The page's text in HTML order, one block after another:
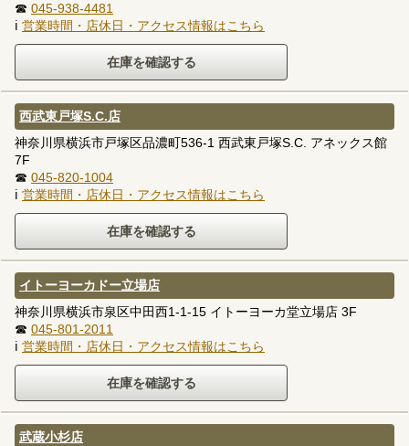
☎ 045-938-4481
ℹ 営業時間・店休日・アクセス情報はこちら
西武東戸塚S.C.店
神奈川県横浜市戸塚区品濃町536-1 西武東戸塚S.C. アネックス館
7F
☎ 045-820-1004
ℹ 営業時間・店休日・アクセス情報はこちら
イトーヨーカドー立場店
神奈川県横浜市泉区中田西1-1-15 イトーヨーカ堂立場店 3F
☎ 045-801-2011
ℹ 営業時間・店休日・アクセス情報はこちら
武蔵小杉店